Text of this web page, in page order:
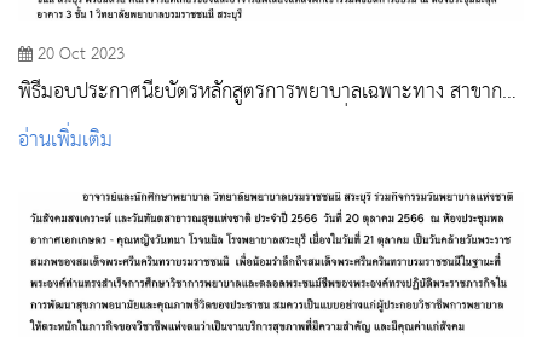
20 Oct 2023
พิธีมอบประกาศนียบัตรหลักสูตรการพยาบาลเฉพาะทาง สาขาการ
พยาบาลเวชปฏิบัติวิกฤตทารกแรกเกิด รุ่นที่ 5
อ่านเพิ่มเติม